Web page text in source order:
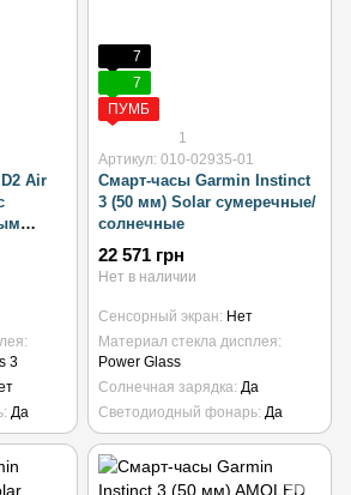
Air
3
Да
7
7
ПУМБ
1
Артикул: 010-02935-01
Смарт-часы Garmin Instinct
3 (50 мм) Solar сумеречные/
солнечные
22 571 грн
Нет в наличии
Сенсорный экран Нет
Материал стекла дисплея
Power Glass
Солнечная зарядка Да
Светодиодный фонарь Да